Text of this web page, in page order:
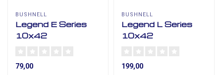
BUSHNELL
Legend E Series
10x42
79,00
BUSHNELL
Legend L Series
10x42
199,00